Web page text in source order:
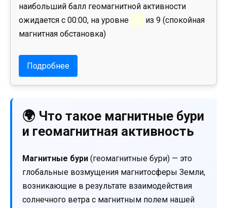
наибольший балл геомагнитной активности
ожидается с 00:00, на уровне
0
из 9 (спокойная
магнитная обстановка)
Подробнее
🌍 Что такое магнитные бури
и геомагнитная активность
Магнитные бури (геомагнитные бури) — это
глобальные возмущения магнитосферы Земли,
возникающие в результате взаимодействия
солнечного ветра с магнитным полем нашей